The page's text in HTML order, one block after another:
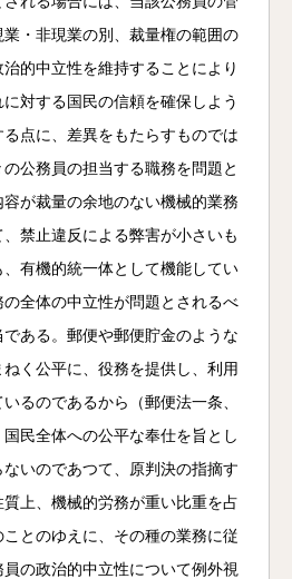
・非現業の別、裁量権の範囲の
的中立性を維持することにより
対する国民の信頼を確保しよう
点に、差異をもたらすものでは
公務員の担当する職務を問題と
が裁量の余地のない機械的業務
禁止違反による弊害が小さいも
有機的統一体として機能してい
全体の中立性が問題とされるべ
ある。郵便や郵便貯金のような
く公平に、役務を提供し、利用
るのであるから（郵便法一条、
民全体への公平な奉仕を旨とし
いのであつて、原判決の指摘す
上、機械的労務が重い比重を占
とのゆえに、その種の業務に従
の政治的中立性について例外視